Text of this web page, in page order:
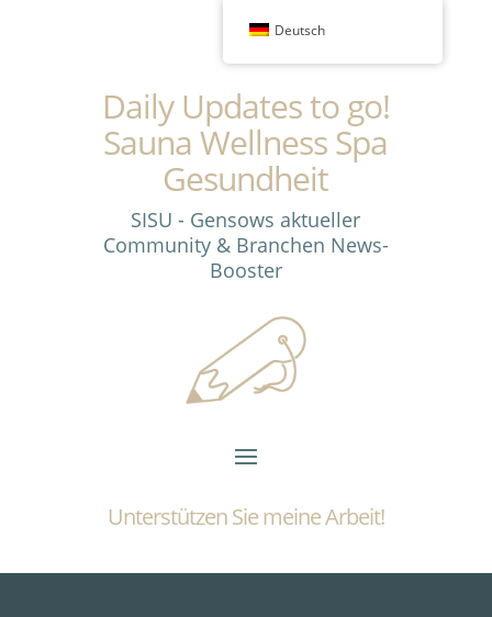
Daily Updates to go!
Sauna Wellness Spa
Gesundheit
SISU - Gensows aktueller
Community & Branchen News-
Booster
Unterstützen Sie meine Arbeit!
Deutsch